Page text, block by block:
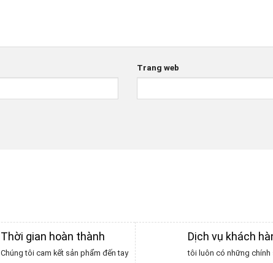
Trang web
Thời gian hoàn thành
Chúng tôi cam kết sản phẩm đến tay
Dịch vụ khách
tôi luôn có những chính